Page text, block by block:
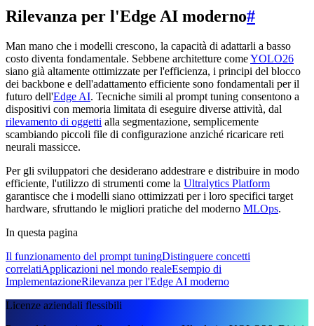
Rilevanza per l'Edge AI moderno#
Man mano che i modelli crescono, la capacità di adattarli a basso
costo diventa fondamentale. Sebbene architetture comeYOLO26
siano già altamente ottimizzate per l'efficienza, i principi del blocco
dei backbone e dell'adattamento efficiente sono fondamentali per il
futuro dell'Edge AI. Tecniche simili al prompt tuning consentono a
dispositivi con memoria limitata di eseguire diverse attività, dal
rilevamento di oggetti alla segmentazione, semplicemente
scambiando piccoli file di configurazione anziché ricaricare reti
neurali massicce.
Per gli sviluppatori che desiderano addestrare e distribuire in modo
efficiente, l'utilizzo di strumenti come la Ultralytics Platform
garantisce che i modelli siano ottimizzati per i loro specifici target
hardware, sfruttando le migliori pratiche del moderno MLOps.
In questa pagina
Il funzionamento del prompt tuningDistinguere concetti
correlatiApplicazioni nel mondo realeEsempio di
ImplementazioneRilevanza per l'Edge AI moderno
Licenze aziendali flessibili